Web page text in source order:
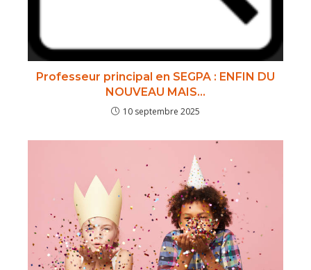
Professeur principal en SEGPA : ENFIN DU
NOUVEAU MAIS…
10 septembre 2025